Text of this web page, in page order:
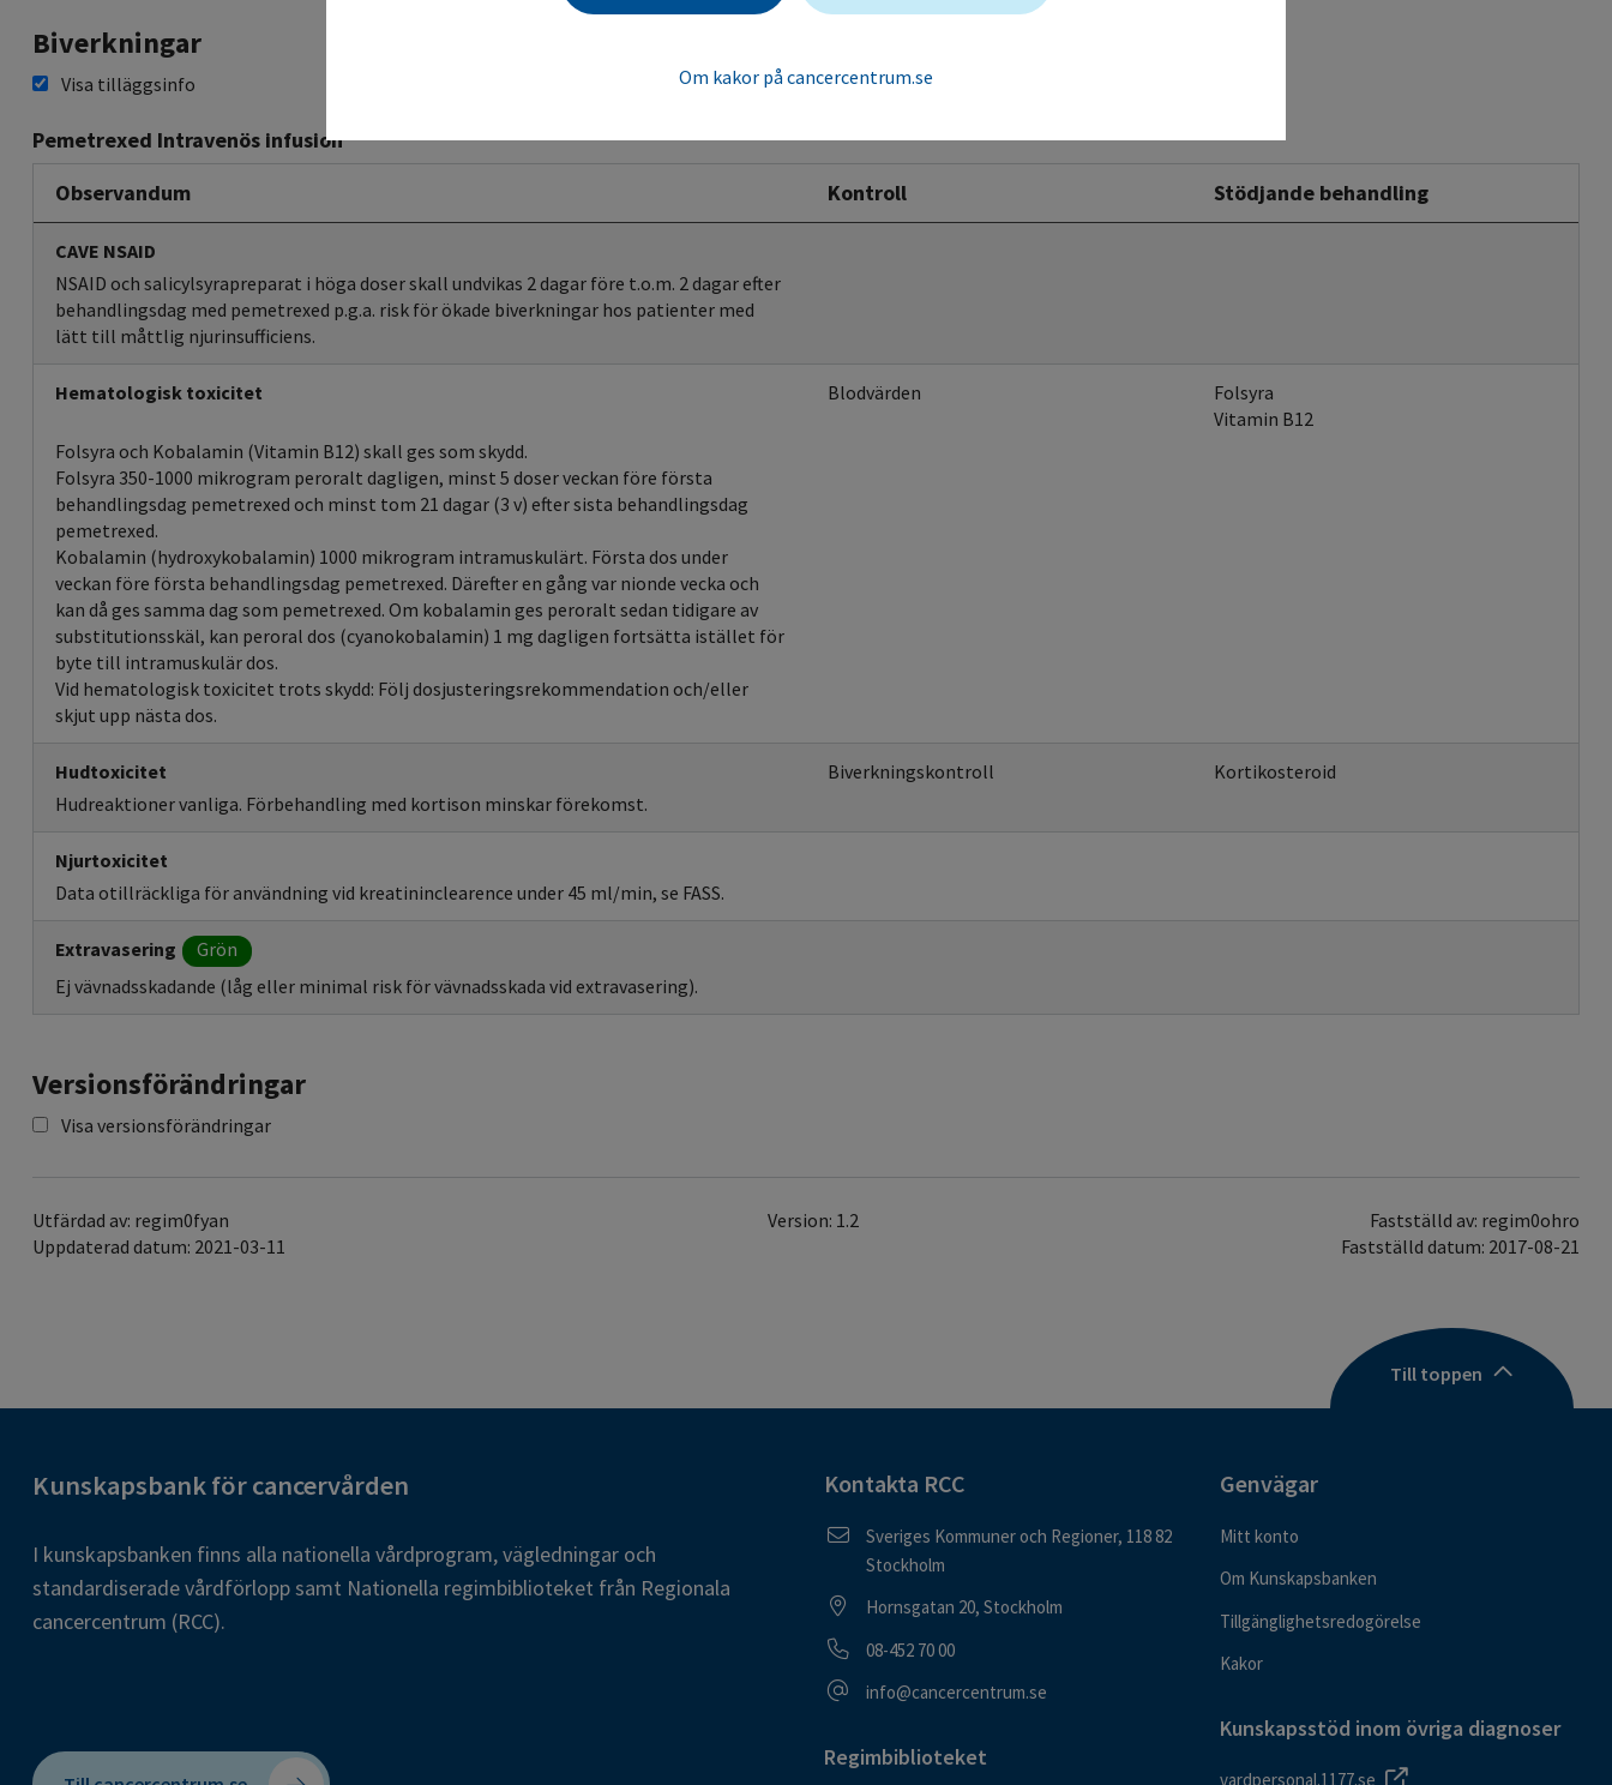
Biverkningar
Visa tilläggsinfo
Pemetrexed Intravenös infusion
Observandum
Kontroll Stödjande behandling
CAVE NSAID
NSAID och salicylsyrapreparat i höga doser skall undvikas 2 dagar före t.o.m. 2 dagar efter
behandlingsdag med pemetrexed p.g.a. risk för ökade biverkningar hos patienter med
lätt till måttlig njurinsufficiens.
Hematologisk toxicitet Blodvärden
Folsyra
Vitamin B12
Folsyra och Kobalamin (Vitamin B12) skall ges som skydd.
Folsyra 350-1000 mikrogram peroralt dagligen, minst 5 doser veckan före första
behandlingsdag pemetrexed och minst tom 21 dagar (3 v) efter sista behandlingsdag
pemetrexed.
Kobalamin (hydroxykobalamin) 1000 mikrogram intramuskulärt. Första dos under
veckan före första behandlingsdag pemetrexed. Därefter en gång var nionde vecka och
kan då ges samma dag som pemetrexed. Om kobalamin ges peroralt sedan tidigare av
substitutionsskäl, kan peroral dos (cyanokobalamin) 1 mg dagligen fortsätta istället för
byte till intramuskulär dos.
Vid hematologisk toxicitet trots skydd: Följ dosjusteringsrekommendation och/eller
skjut upp nästa dos.
Hudtoxicitet Biverkningskontroll
Kortikosteroid
Hudreaktioner vanliga. Förbehandling med kortison minskar förekomst.
Njurtoxicitet
Data otillräckliga för användning vid kreatininclearence under 45 ml/min, se FASS.
Extravasering
Grön
Ej vävnadsskadande (låg eller minimal risk för vävnadsskada vid extravasering).
Versionsförändringar
Visa versionsförändringar
Utfärdad av: regim0fyan
Uppdaterad datum: 2021-03-11
Version: 1.2
Fastställd av: regim0ohro
Fastställd datum: 2017-08-21
Till toppen
Om kakor på cancercentrum.se
Kunskapsbank för cancervården
I kunskapsbanken finns alla nationella vårdprogram, vägledningar och
standardiserade vårdförlopp samt Nationella regimbiblioteket från Regionala
cancercentrum (RCC).
Kontakta RCC
Postadress
Sveriges Kommuner och Regioner, 118 82
Stockholm
Besöksadress
Hornsgatan 20, Stockholm
Telefonnummer
08-452 70 00
E-postadress
info@cancercentrum.se
Regimbiblioteket
Genvägar
Mitt konto
Om Kunskapsbanken
Tillgänglighetsredogörelse
Kakor
Kunskapsstöd inom övriga diagnoser
vardpersonal.1177.se